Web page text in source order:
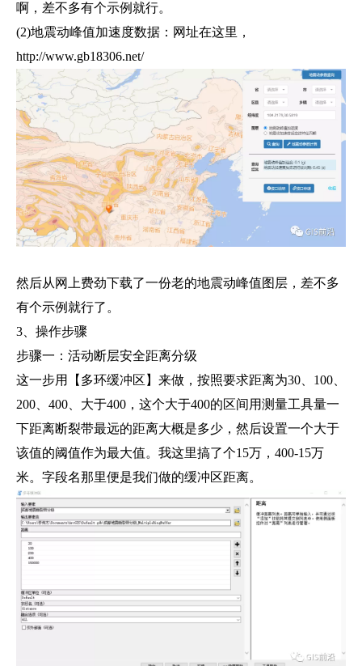
啊，差不多有个示例就行。
(2)地震动峰值加速度数据：网址在这里，
http://www.gb18306.net/
然后从网上费劲下载了一份老的地震动峰值图层，差不多
有个示例就行了。
3、操作步骤
步骤一：活动断层安全距离分级
这一步用【多环缓冲区】来做，按照要求距离为30、100、
200、400、大于400，这个大于400的区间用测量工具量一
下距离断裂带最远的距离大概是多少，然后设置一个大于
该值的阈值作为最大值。我这里搞了个15万，400-15万
米。字段名那里便是我们做的缓冲区距离。